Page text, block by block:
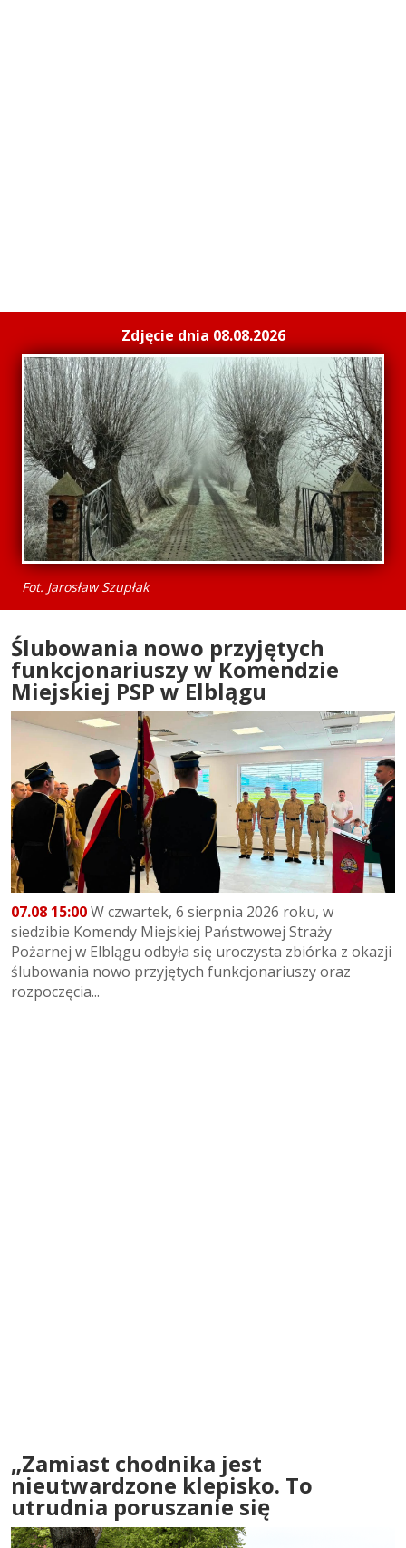
Zdjęcie dnia 08.08.2026
Fot. Jarosław Szupłak
Ślubowania nowo przyjętych
funkcjonariuszy w Komendzie
Miejskiej PSP w Elblągu
07.08 15:00W czwartek, 6 sierpnia 2026 roku, w
siedzibie Komendy Miejskiej Państwowej Straży
Pożarnej w Elblągu odbyła się uroczysta zbiórka z okazji
ślubowania nowo przyjętych funkcjonariuszy oraz
rozpoczęcia...
„Zamiast chodnika jest
nieutwardzone klepisko. To
utrudnia poruszanie się